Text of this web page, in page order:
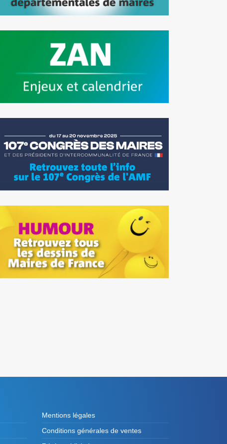
Mentions légales
Conditions générales de ventes